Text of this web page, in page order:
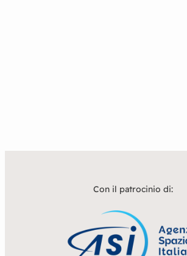
Con il patrocinio di: